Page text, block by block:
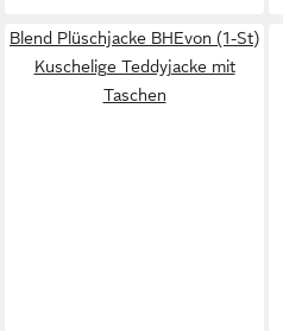
Blend Plüschjacke BHEvon (1-St)
Kuschelige Teddyjacke mit
Taschen